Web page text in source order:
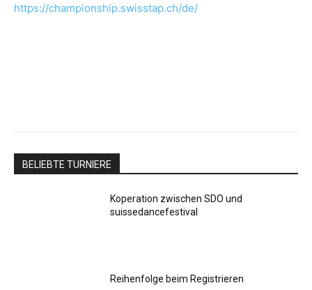
https://championship.swisstap.ch/de/
BELIEBTE TURNIERE
Koperation zwischen SDO und
suissedancefestival
Reihenfolge beim Registrieren